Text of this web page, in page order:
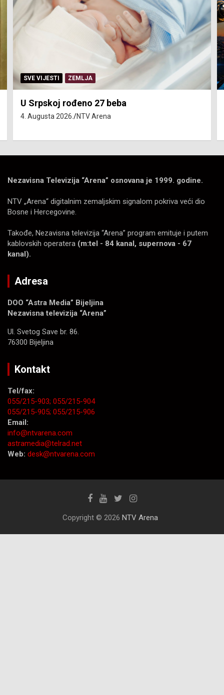
SVE VIJESTI ZEMLJA
U Srpskoj rođeno 27 beba
4. Augusta 2026. NTV Arena
Nezavisna Televizija “Arena” osnovana je 1999. godine.
NTV „Arena“ digitalnim zemaljskim signalom pokriva veći dio
Bosne i Hercegovine.
Takođe, Nezavisna televizija “Arena” program emituje i putem
kablovskih operatera (m:tel - 84 kanal, supernova - 67
kanal).
Adresa
DOO “Astra Media” Bijeljina
Nezavisna televizija “Arena”
Ul. Svetog Save br. 86.
76300 Bijeljina
Kontakt
Tel/fax:
055/215-903; 055/215-904
055/215-905; 055/215-906
Email:
info@ntvarena.com
astramedia@telrad.net
Web: desk@ntvarena.com
Copyright © 2026 NTV Arena